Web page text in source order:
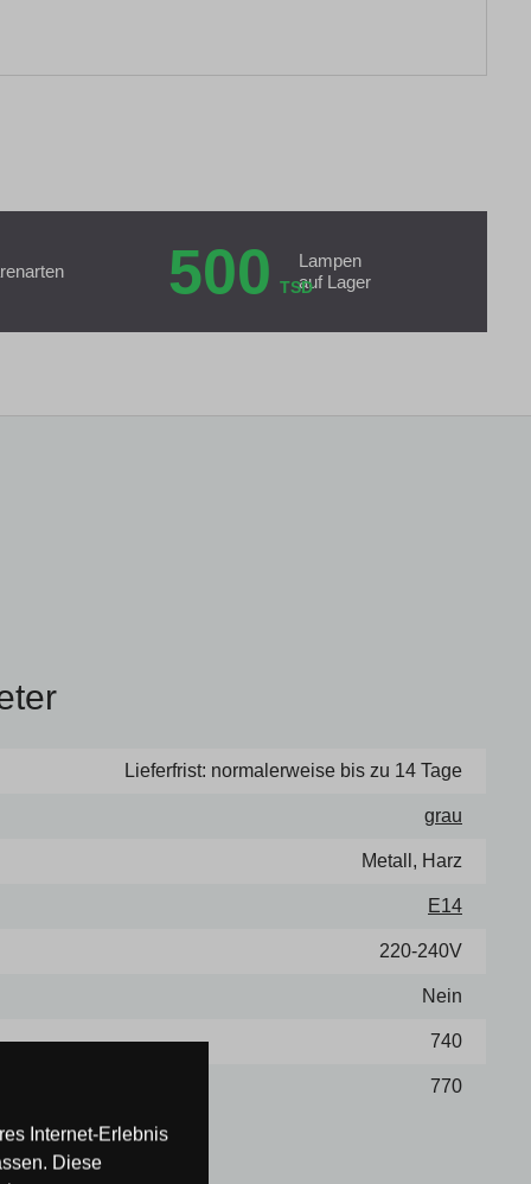
500 TSD
Lampen
auf Lager
Lieferfrist: normalerweise bis zu 14 Tage
grau
Metall, Harz
E14
220-240V
Nein
740
770
Internet-Erlebnis
Diese